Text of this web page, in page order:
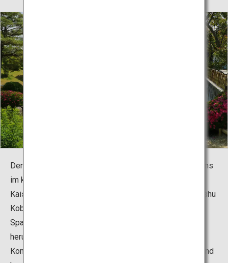
Der japanische Garten ist eine Neuanlage des Ostgartens
im kaiserlichen Sento-Palast Go-Mizunoo (Palast für
Kaiser im Ruhestand) in Kyoto, der vom Teemeister Enshu
Kobori geschaffen wurde. Der Garten ist für gemütliche
Spaziergänge und Bootstouren um einen großen Teich
herum angelegt worden und bildet eine einzigartige
Kombination von natürlichen und künstlichen, geraden und